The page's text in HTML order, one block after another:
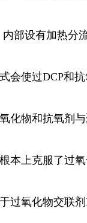
部设有加热分
会使过DCP和
化物和抗氧剂
本上克服了过
过氧化物交联